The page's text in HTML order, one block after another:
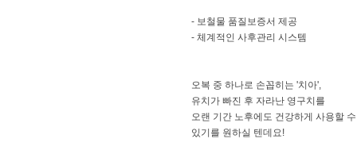
- 보철물 품질보증서 제공
- 체계적인 사후관리 시스템
오복 중 하나로 손꼽히는 '치아',
유치가 빠진 후 자라난 영구치를
오랜 기간 노후에도 건강하게 사용할 수
있기를 원하실 텐데요!